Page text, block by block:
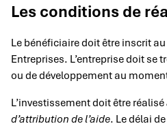
Les conditions de
Le bénéficiaire doit être inscrit
Entreprises. L’entreprise doit se
ou de développement au
L’investissement doit être réalisé
d’attribution de l’aide. Le délai